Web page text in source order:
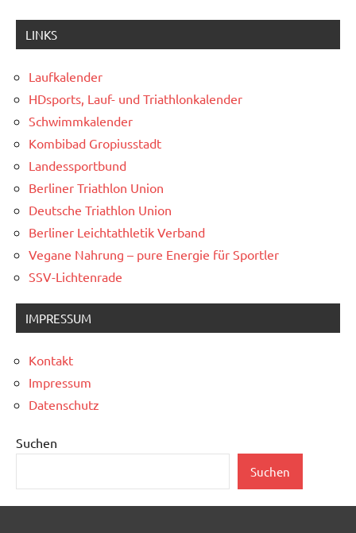
LINKS
Laufkalender
HDsports, Lauf- und Triathlonkalender
Schwimmkalender
Kombibad Gropiusstadt
Landessportbund
Berliner Triathlon Union
Deutsche Triathlon Union
Berliner Leichtathletik Verband
Vegane Nahrung – pure Energie für Sportler
SSV-Lichtenrade
IMPRESSUM
Kontakt
Impressum
Datenschutz
Suchen
Suchen